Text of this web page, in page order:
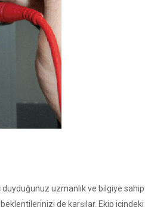
uzmanlık ve bilgiye
de karşılar. Ekip